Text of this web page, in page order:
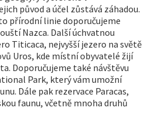
původ a účel zůstává záhadou.
přírodní linie doporučujeme
Nazca. Další úchvatnou
Titicaca, nejvyšší jezero na světě
Uros, kde místní obyvatelé žijí
Doporučujeme také návštěvu
Park, který vám umožní
Dále pak rezervace Paracas,
faunu, včetně mnoha druhů